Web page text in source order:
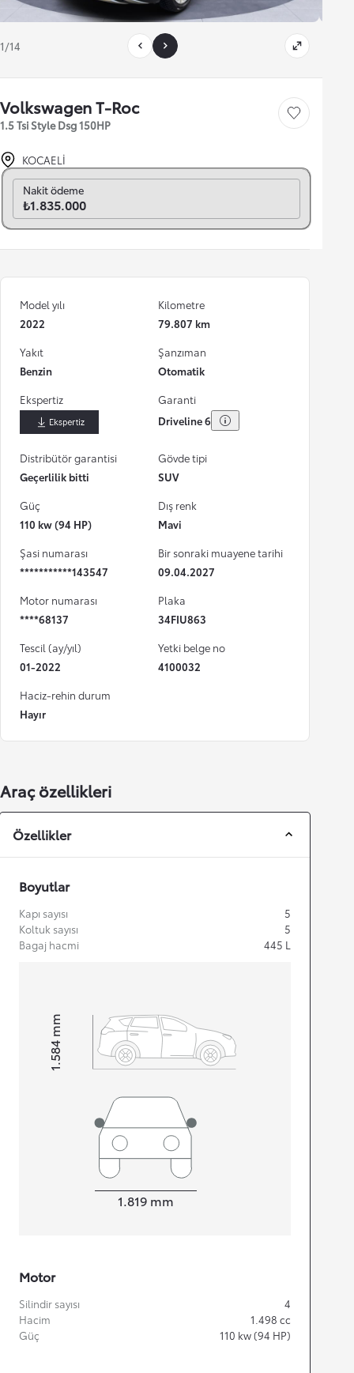
1/14
Volkswagen T-Roc
1.5 Tsi Style Dsg 150HP
Save car
KOCAELİ
Aylık seç
Nakit ödeme
₺1.835.000
Model yılı
2022
Kilometre
79.807 km
Yakıt
Benzin
Şanzıman
Otomatik
Ekspertiz
İndir
Garanti
Driveline 6
Distribütör garantisi
Geçerlilik bitti
Gövde tipi
SUV
Güç
110 kw (94 HP)
Dış renk
Mavi
Şasi numarası
***********143547
Bir sonraki muayene tarihi
09.04.2027
Motor numarası
****68137
Plaka
34FIU863
Tescil (ay/yıl)
01-2022
Yetki belge no
4100032
Haciz-rehin durum
Hayır
Araç özellikleri
Özellikler
Boyutlar
Kapı sayısı
5
Koltuk sayısı
5
Bagaj hacmi
445 L
Height1.584
mm
1.819 mm
Motor
Silindir sayısı
4
Hacim
1.498 cc
Güç
110 kw (94 HP)